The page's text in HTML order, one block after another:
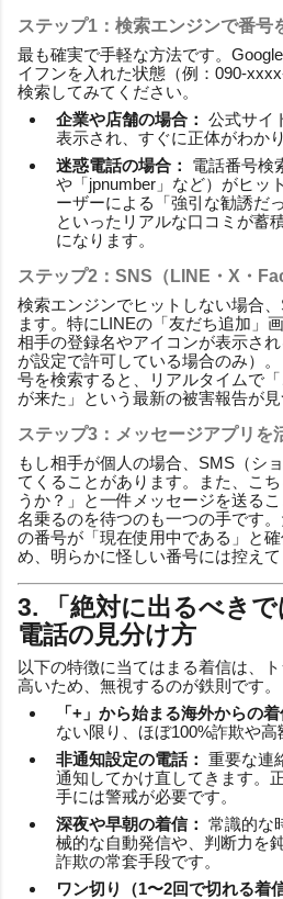
ステップ1：検索エンジンで番号
最も確実で手軽な方法です。
イフンを入れた状態（例：090-
検索してみてください。
企業や店舗の場合： 公式サイ
表示され、すぐに正体がわかり
迷惑電話の場合：
電話番号検
や「jpnumber」など）がヒッ
ーザーによる「強引な勧誘だ
といったリアルな口コミが蓄
になります。
ステップ2：SNS（LINE・X・
検索エンジンでヒットしない場合
ます。特にLINEの「友だち追加」
相手の登録名やアイコンが表示さ
が設定で許可している場合のみ）
号を検索すると、リアルタイムで
が来た」という最新の被害報告が見
ステップ3：メッセージアプリを
もし相手が個人の場合、SMS（シ
てくることがあります。また、こ
うか？」と一件メッセージを送る
名乗るのを待つのも一つの手です
の番号が「現在使用中である」と
め、明らかに怪しい番号には控えて
3. 「絶対に出るべき
電話の見分け方
以下の特徴に当てはまる着信は、
高いため、無視するのが鉄則です。
「+」から始まる海外からの着
ない限り、ほぼ100%詐欺や高
非通知設定の電話： 重要な連
通知してかけ直してきます。
手には警戒が必要です。
深夜や早朝の着信： 常識的な
械的な自動発信や、判断力を
詐欺の常套手段です。
ワン切り（1〜2回で切れる着